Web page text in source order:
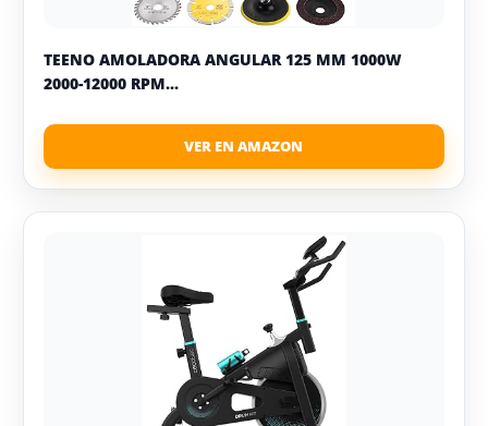
TEENO AMOLADORA ANGULAR 125 MM 1000W
2000-12000 RPM...